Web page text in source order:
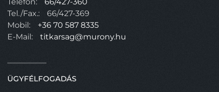
Tel./Fax.:
66/427-369
Mobil:
+36 70 587 8335
E-Mail:
titkarsag@murony.hu
ÜGYFÉLFOGADÁS